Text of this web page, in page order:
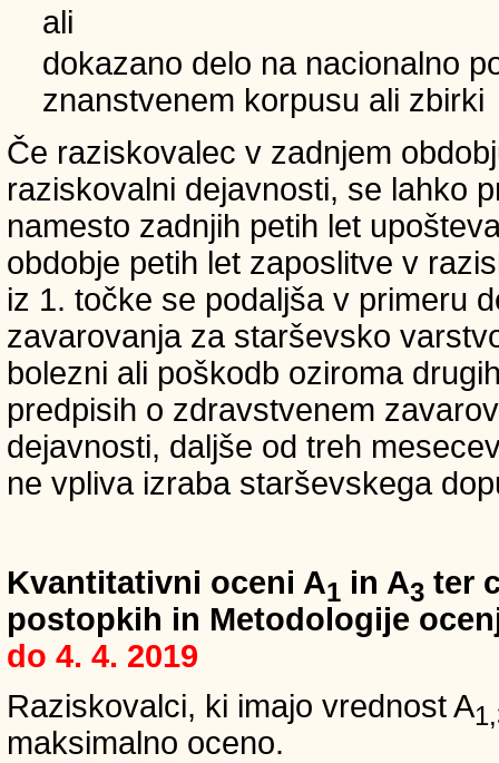
ali
dokazano delo na nacionalno
znanstvenem korpusu ali zbirki
Če raziskovalec v zadnjem
raziskovalni dejavnosti, se lahko
namesto zadnjih petih let
obdobje petih let zaposlitve v
iz 1. točke se podaljša v primeru
zavarovanja za starševsko
bolezni ali poškodb oziroma
predpisih o zdravstvenem
dejavnosti, daljše od treh
ne vpliva izraba starševskega
Kvantitativni oceni A1 in A3 ter
postopkih in Metodologije
do 4. 4. 2019
Raziskovalci, ki imajo vrednost A
maksimalno oceno.